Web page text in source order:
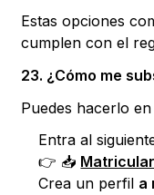
Estas opciones
cumplen con el
23. ¿Cómo me
Puedes hacerlo
Entra al
👉 📥
Crea un perfil a